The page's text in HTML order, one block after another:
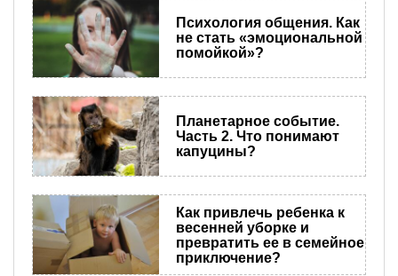
Психология общения. Как
не стать «эмоциональной
помойкой»?
Планетарное событие.
Часть 2. Что понимают
капуцины?
Как привлечь ребенка к
весенней уборке и
превратить ее в семейное
приключение?